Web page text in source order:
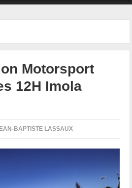
Motorsport
12H Imola
BAPTISTE LASSAUX